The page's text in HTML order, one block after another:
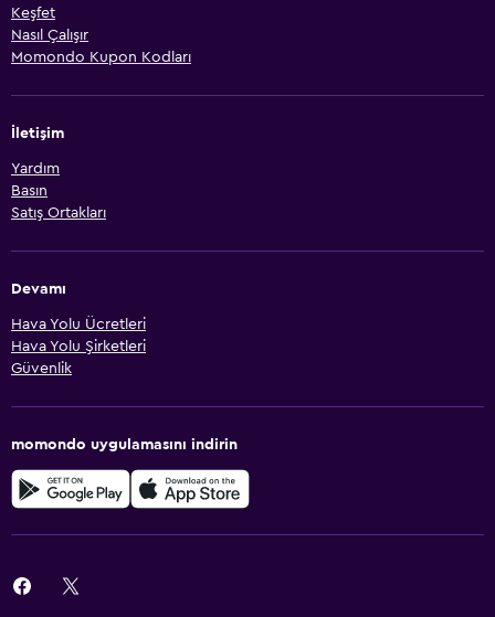
Keşfet
Nasıl Çalışır
Momondo Kupon Kodları
İletişim
Yardım
Basın
Satış Ortakları
Devamı
Hava Yolu Ücretleri
Hava Yolu Şirketleri
Güvenlik
momondo uygulamasını indirin